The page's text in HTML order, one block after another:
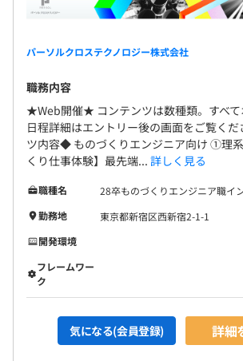
パーソルクロステクノロジー株式会社
職務内容
★Web開催★ コンテンツは数種類。すべて
日程詳細はエントリー後の画面をご覧く
ツ内容◆ ものづくりエンジニア向け ①理
くり仕事体験】最先端... 詳しく見る
職種名
28卒ものづくりエンジニア職イ
勤務地
東京都新宿区西新宿2-1-1
開発環境
フレームワー
ク
気になる(会員登録) 詳細